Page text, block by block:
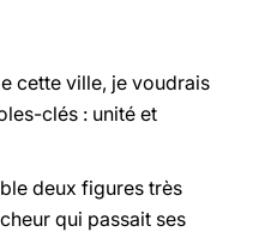
cette ville, je voudrais
clés : unité et
deux figures très
qui passait ses